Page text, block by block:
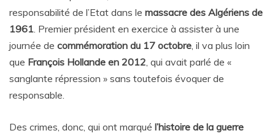
responsabilité de l’Etat dans le massacre des Algériens de
1961. Premier président en exercice à assister à une
journée de commémoration du 17 octobre, il va plus loin
que François Hollande en 2012, qui avait parlé de «
sanglante répression » sans toutefois évoquer de
responsable.
Des crimes, donc, qui ont marqué l’histoire de la guerre